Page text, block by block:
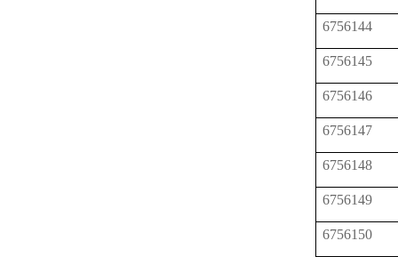
6756144
6756145
6756146
6756147
6756148
6756149
6756150